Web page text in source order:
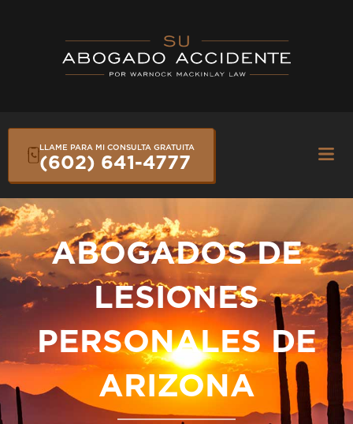
LLAME PARA MI CONSULTA GRATUITA
(602) 641-4777
ABOGADOS DE
LESIONES
PERSONALES DE
ARIZONA